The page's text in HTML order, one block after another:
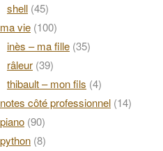
shell (45)
ma vie (100)
inès – ma fille (35)
râleur (39)
thibault – mon fils (4)
notes côté professionnel (14)
piano (90)
python (8)